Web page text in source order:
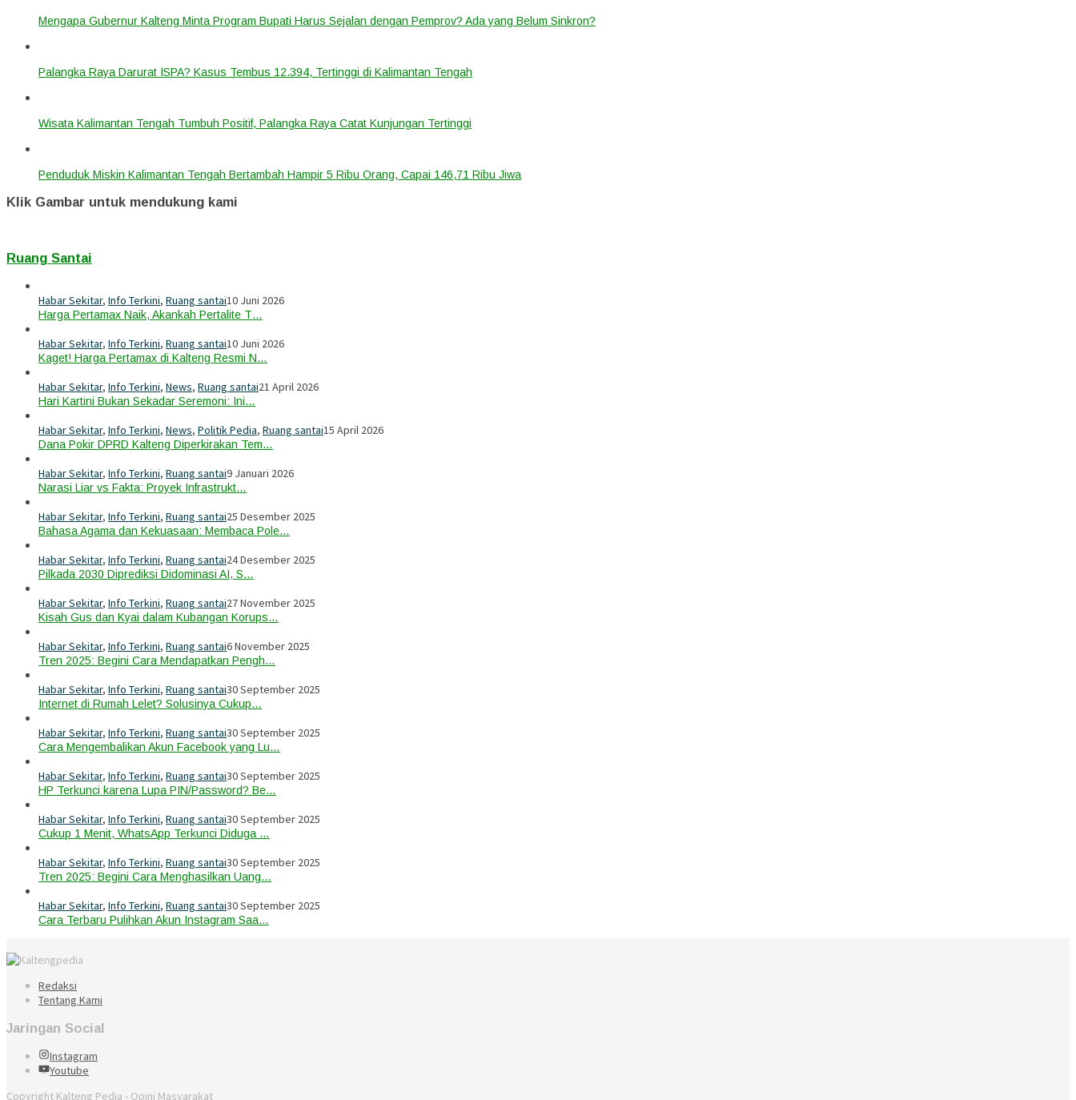
Mengapa Gubernur Kalteng Minta Program Bupati Harus Sejalan dengan Pemprov? Ada yang Belum Sinkron?
Palangka Raya Darurat ISPA? Kasus Tembus 12.394, Tertinggi di Kalimantan Tengah
Wisata Kalimantan Tengah Tumbuh Positif, Palangka Raya Catat Kunjungan Tertinggi
Penduduk Miskin Kalimantan Tengah Bertambah Hampir 5 Ribu Orang, Capai 146,71 Ribu Jiwa
Klik Gambar untuk mendukung kami
Ruang Santai
Habar Sekitar, Info Terkini, Ruang santai10 Juni 2026
Harga Pertamax Naik, Akankah Pertalite T…
Habar Sekitar, Info Terkini, Ruang santai10 Juni 2026
Kaget! Harga Pertamax di Kalteng Resmi N…
Habar Sekitar, Info Terkini, News, Ruang santai21 April 2026
Hari Kartini Bukan Sekadar Seremoni: Ini…
Habar Sekitar, Info Terkini, News, Politik Pedia, Ruang santai15 April 2026
Dana Pokir DPRD Kalteng Diperkirakan Tem…
Habar Sekitar, Info Terkini, Ruang santai9 Januari 2026
Narasi Liar vs Fakta: Proyek Infrastrukt…
Habar Sekitar, Info Terkini, Ruang santai25 Desember 2025
Bahasa Agama dan Kekuasaan: Membaca Pole…
Habar Sekitar, Info Terkini, Ruang santai24 Desember 2025
Pilkada 2030 Diprediksi Didominasi AI, S…
Habar Sekitar, Info Terkini, Ruang santai27 November 2025
Kisah Gus dan Kyai dalam Kubangan Korups…
Habar Sekitar, Info Terkini, Ruang santai6 November 2025
Tren 2025: Begini Cara Mendapatkan Pengh…
Habar Sekitar, Info Terkini, Ruang santai30 September 2025
Internet di Rumah Lelet? Solusinya Cukup…
Habar Sekitar, Info Terkini, Ruang santai30 September 2025
Cara Mengembalikan Akun Facebook yang Lu…
Habar Sekitar, Info Terkini, Ruang santai30 September 2025
HP Terkunci karena Lupa PIN/Password? Be…
Habar Sekitar, Info Terkini, Ruang santai30 September 2025
Cukup 1 Menit, WhatsApp Terkunci Diduga …
Habar Sekitar, Info Terkini, Ruang santai30 September 2025
Tren 2025: Begini Cara Menghasilkan Uang…
Habar Sekitar, Info Terkini, Ruang santai30 September 2025
Cara Terbaru Pulihkan Akun Instagram Saa…
Redaksi
Tentang Kami
Jaringan Social
Instagram
Youtube
Copyright Kalteng Pedia - Opini Masyarakat